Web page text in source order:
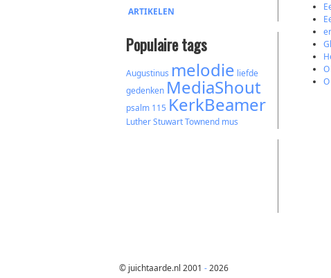
ARTIKELEN
Populaire tags
Augustinus melodie liefde
gedenken MediaShout
psalm 115 KerkBeamer
LutherStuwart Townend mus
© juichtaarde.nl 2001 -2026